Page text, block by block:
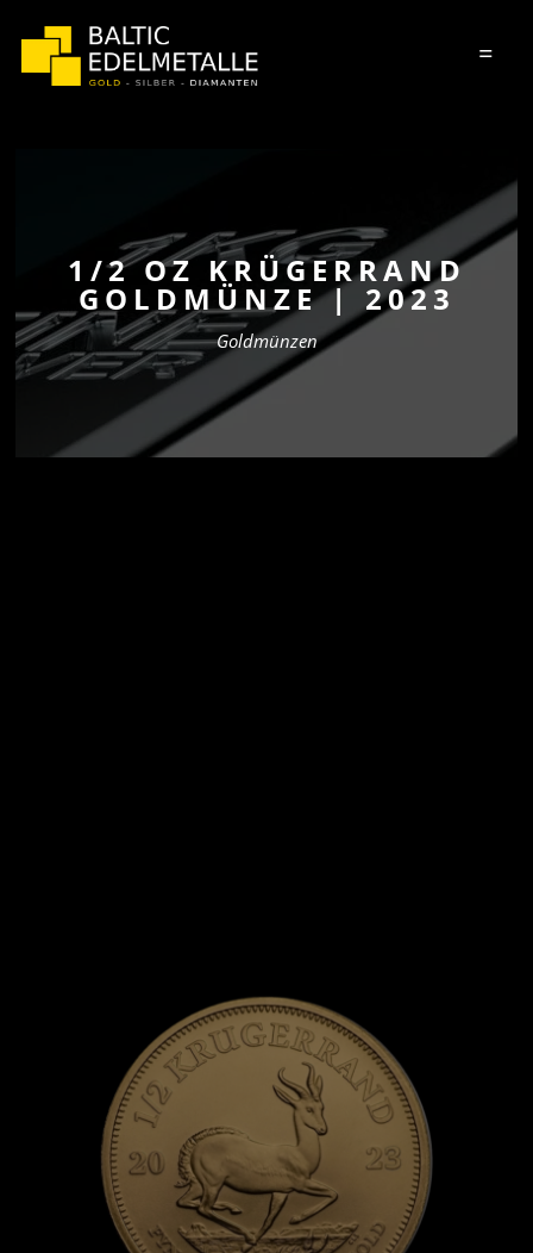
=
1/2 OZ KRÜGERRAND
GOLDMÜNZE | 2023
Goldmünzen